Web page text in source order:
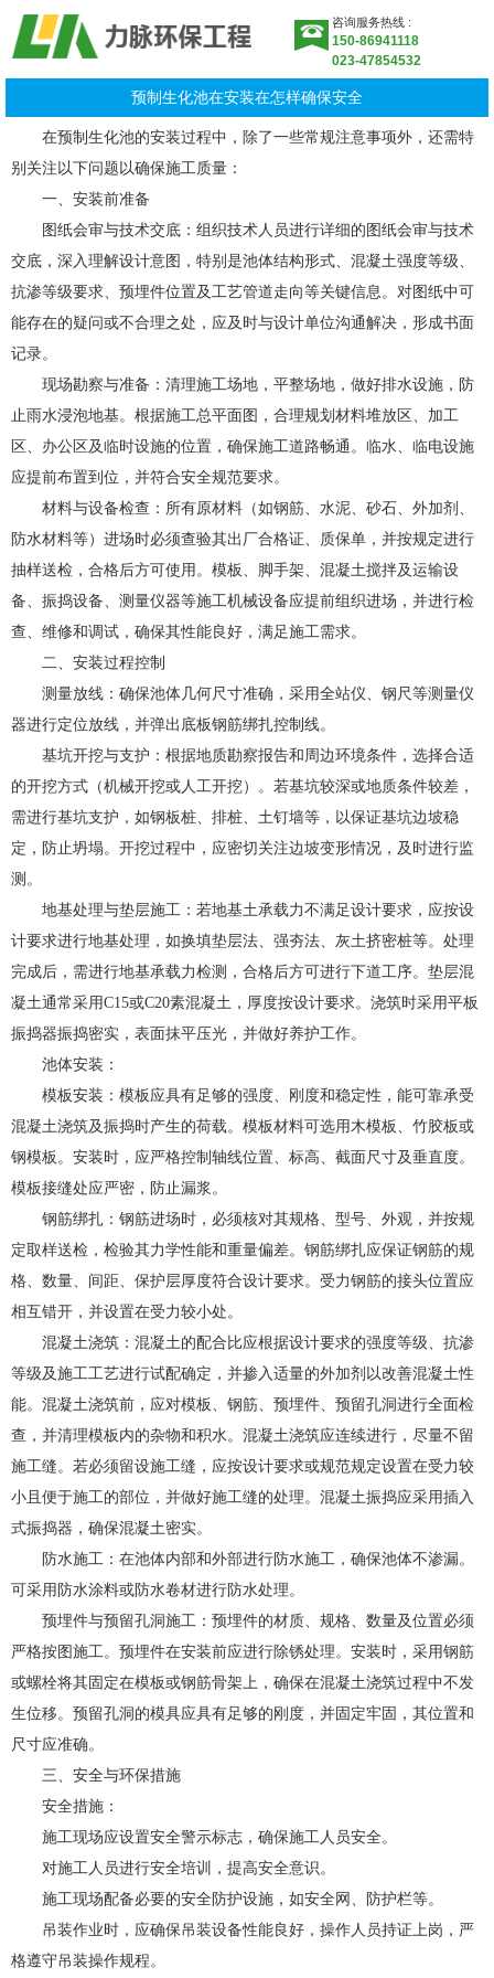
咨询服务热线 :
150-86941118
023-47854532
预制生化池在安装在怎样确保安全
在预制生化池的安装过程中，除了一些常规注意事项外，还需特
别关注以下问题以确保施工质量：
一、安装前准备
图纸会审与技术交底：组织技术人员进行详细的图纸会审与技术
交底，深入理解设计意图，特别是池体结构形式、混凝土强度等级、
抗渗等级要求、预埋件位置及工艺管道走向等关键信息。对图纸中可
能存在的疑问或不合理之处，应及时与设计单位沟通解决，形成书面
记录。
现场勘察与准备：清理施工场地，平整场地，做好排水设施，防
止雨水浸泡地基。根据施工总平面图，合理规划材料堆放区、加工
区、办公区及临时设施的位置，确保施工道路畅通。临水、临电设施
应提前布置到位，并符合安全规范要求。
材料与设备检查：所有原材料（如钢筋、水泥、砂石、外加剂、
防水材料等）进场时必须查验其出厂合格证、质保单，并按规定进行
抽样送检，合格后方可使用。模板、脚手架、混凝土搅拌及运输设
备、振捣设备、测量仪器等施工机械设备应提前组织进场，并进行检
查、维修和调试，确保其性能良好，满足施工需求。
二、安装过程控制
测量放线：确保池体几何尺寸准确，采用全站仪、钢尺等测量仪
器进行定位放线，并弹出底板钢筋绑扎控制线。
基坑开挖与支护：根据地质勘察报告和周边环境条件，选择合适
的开挖方式（机械开挖或人工开挖）。若基坑较深或地质条件较差，
需进行基坑支护，如钢板桩、排桩、土钉墙等，以保证基坑边坡稳
定，防止坍塌。开挖过程中，应密切关注边坡变形情况，及时进行监
测。
地基处理与垫层施工：若地基土承载力不满足设计要求，应按设
计要求进行地基处理，如换填垫层法、强夯法、灰土挤密桩等。处理
完成后，需进行地基承载力检测，合格后方可进行下道工序。垫层混
凝土通常采用C15或C20素混凝土，厚度按设计要求。浇筑时采用平板
振捣器振捣密实，表面抹平压光，并做好养护工作。
池体安装：
模板安装：模板应具有足够的强度、刚度和稳定性，能可靠承受
混凝土浇筑及振捣时产生的荷载。模板材料可选用木模板、竹胶板或
钢模板。安装时，应严格控制轴线位置、标高、截面尺寸及垂直度。
模板接缝处应严密，防止漏浆。
钢筋绑扎：钢筋进场时，必须核对其规格、型号、外观，并按规
定取样送检，检验其力学性能和重量偏差。钢筋绑扎应保证钢筋的规
格、数量、间距、保护层厚度符合设计要求。受力钢筋的接头位置应
相互错开，并设置在受力较小处。
混凝土浇筑：混凝土的配合比应根据设计要求的强度等级、抗渗
等级及施工工艺进行试配确定，并掺入适量的外加剂以改善混凝土性
能。混凝土浇筑前，应对模板、钢筋、预埋件、预留孔洞进行全面检
查，并清理模板内的杂物和积水。混凝土浇筑应连续进行，尽量不留
施工缝。若必须留设施工缝，应按设计要求或规范规定设置在受力较
小且便于施工的部位，并做好施工缝的处理。混凝土振捣应采用插入
式振捣器，确保混凝土密实。
防水施工：在池体内部和外部进行防水施工，确保池体不渗漏。
可采用防水涂料或防水卷材进行防水处理。
预埋件与预留孔洞施工：预埋件的材质、规格、数量及位置必须
严格按图施工。预埋件在安装前应进行除锈处理。安装时，采用钢筋
或螺栓将其固定在模板或钢筋骨架上，确保在混凝土浇筑过程中不发
生位移。预留孔洞的模具应具有足够的刚度，并固定牢固，其位置和
尺寸应准确。
三、安全与环保措施
安全措施：
施工现场应设置安全警示标志，确保施工人员安全。
对施工人员进行安全培训，提高安全意识。
施工现场配备必要的安全防护设施，如安全网、防护栏等。
吊装作业时，应确保吊装设备性能良好，操作人员持证上岗，严
格遵守吊装操作规程。